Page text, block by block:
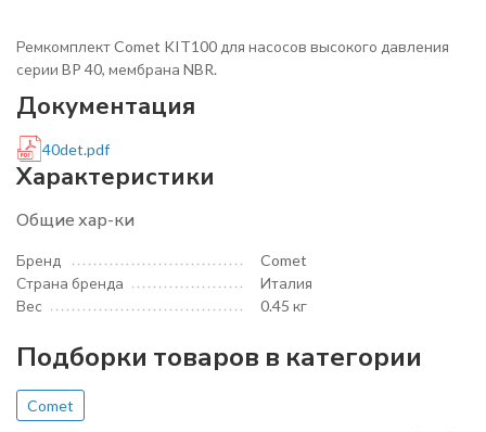
Ремкомплект Comet KIT100 для насосов высокого давления
серии BP 40, мембрана NBR.
Документация
40det.pdf
Характеристики
Общие хар-ки
Бренд
Comet
Страна бренда
Италия
Вес
0.45 кг
Подборки товаров в категории
Comet